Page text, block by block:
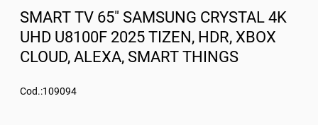
SMART TV 65" SAMSUNG CRYSTAL 4K
UHD U8100F 2025 TIZEN, HDR, XBOX
CLOUD, ALEXA, SMART THINGS
Cod.:109094